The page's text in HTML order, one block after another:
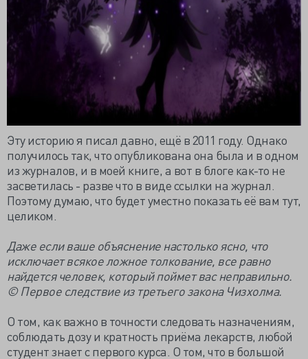
Эту историю я писал давно, ещё в 2011 году. Однако
получилось так, что опубликована она была и в одном
из журналов, и в моей книге, а вот в блоге как-то не
засветилась - разве что в виде ссылки на журнал.
Поэтому думаю, что будет уместно показать её вам тут,
целиком.
Даже если ваше объяснение настолько ясно, что
исключает всякое ложное толкование, все равно
найдется человек, который поймет вас неправильно.
© Первое следствие из третьего закона Чизхолма.
О том, как важно в точности следовать назначениям,
соблюдать дозу и кратность приёма лекарств, любой
студент знает с первого курса. О том, что в большой